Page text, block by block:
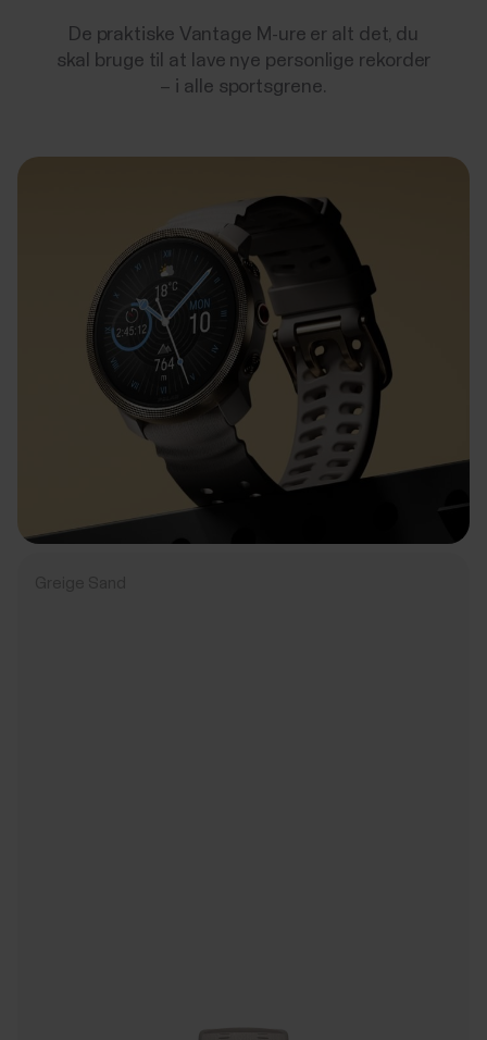
De praktiske Vantage M-ure er alt det, du
skal bruge til at lave nye personlige rekorder
– i alle sportsgrene.